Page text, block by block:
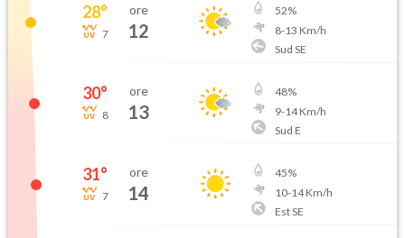
28°
7
ore
12
52%
8-13 Km/h
Sud SE
30°
8
ore
13
48%
9-14Km/h
Sud E
31°
7
ore
14
45%
10-14Km/h
Est SE